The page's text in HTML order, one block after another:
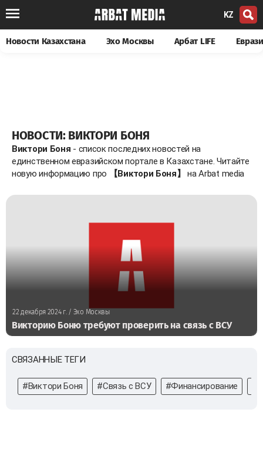
KZ
Новости Казахстана Эхо Москвы Арбат LIFE
НОВОСТИ: ВИКТОРИ БОНЯ
Виктори Боня - список последних новостей на
единственном евразийском портале в Казахстане. Читайте
новую информацию про
【Виктори Боня】 на Arbat media
22 декабря 2024 г./ Эхо Москвы
Викторию Боню требуют проверить на связь с ВСУ
СВЯЗАННЫЕ ТЕГИ
#Виктори Боня #Связь с ВСУ #Финансирование